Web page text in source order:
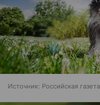
Источник: Российская газета